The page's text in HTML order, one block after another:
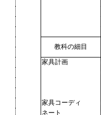
教科の細目
家具計画
家具コーディ
ネート